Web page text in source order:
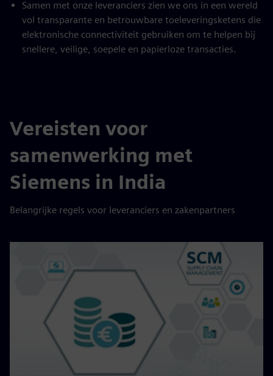
Samen met onze leveranciers zien we ons in een wereld
vol transparante en betrouwbare toeleveringsketens die
elektronische connectiviteit gebruiken om te helpen bij
snellere, veilige, soepele en papierloze transacties.
Vereisten voor
samenwerking met
Siemens in India
Belangrijke regels voor leveranciers en zakenpartners